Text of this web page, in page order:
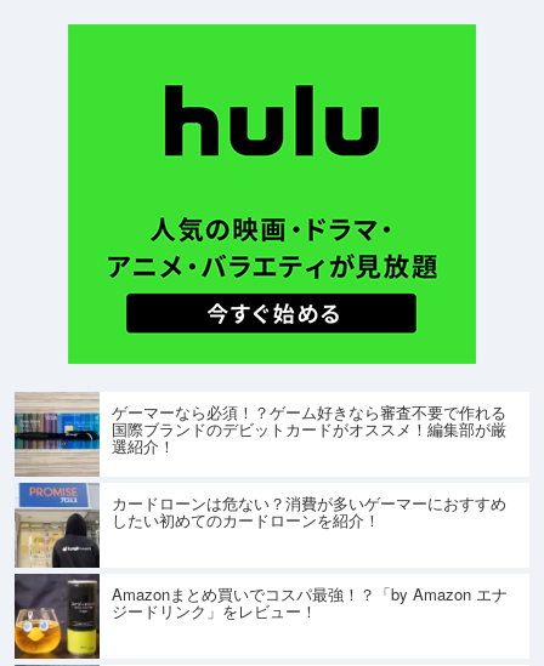
ゲーマーなら必須！？ゲーム好きなら審査不要で作れる
国際ブランドのデビットカードがオススメ！編集部が厳
選紹介！
カードローンは危ない？消費が多いゲーマーにおすすめ
したい初めてのカードローンを紹介！
Amazonまとめ買いでコスパ最強！？「by Amazon エナ
ジードリンク」をレビュー！